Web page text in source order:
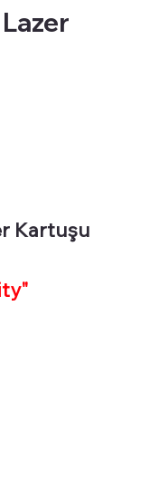
Kartuşu